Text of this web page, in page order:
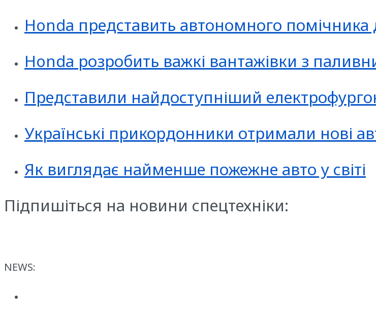
Honda представить автономного помічника
Honda розробить важкі вантажівки з
Представили найдоступніший
Українські прикордонники отримали нові
Як виглядає найменше пожежне авто у світі
Підпишіться на новини спецтехніки:
NEWS: